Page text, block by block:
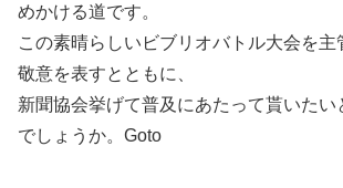
めかける道です。
この素晴らしいビブリオバトル大会を主
敬意を表すとともに、
新聞協会挙げて普及にあたって貰いたい
でしょうか。Goto